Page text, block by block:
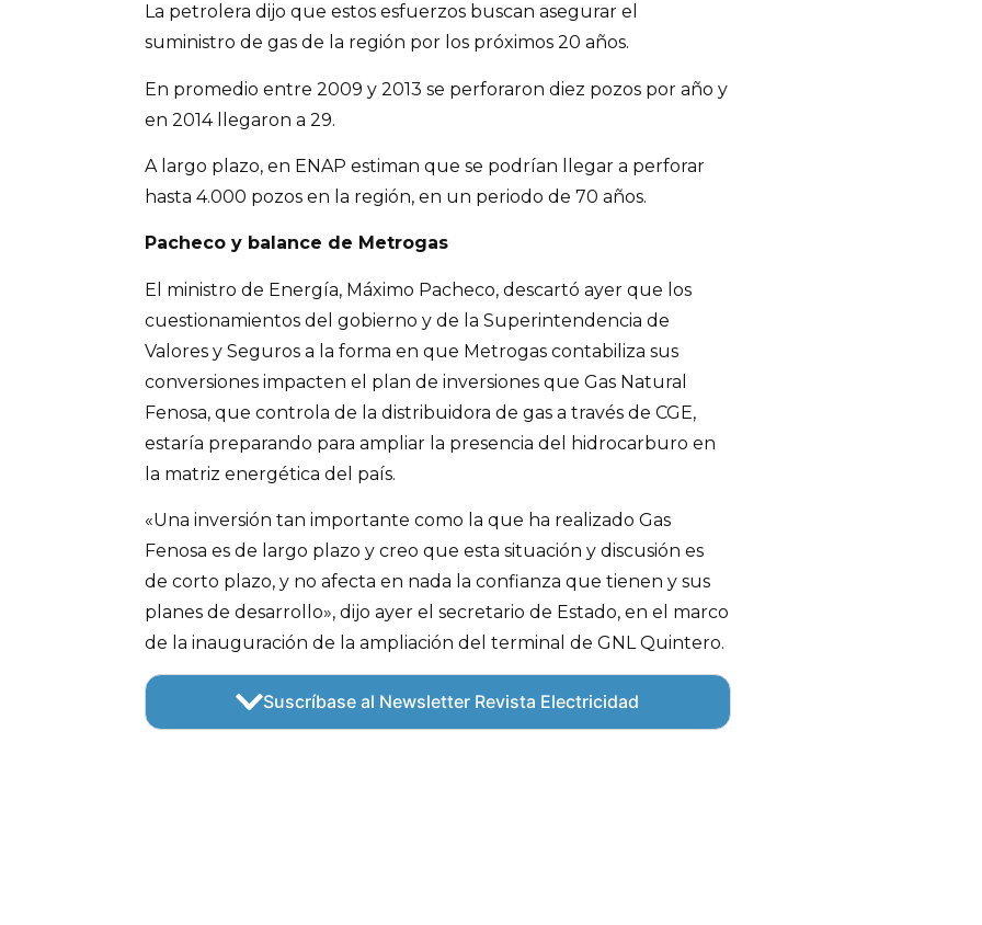
La petrolera dijo que estos esfuerzos buscan asegurar el
suministro de gas de la región por los próximos 20 años.
En promedio entre 2009 y 2013 se perforaron diez pozos por año y
en 2014 llegaron a 29.
A largo plazo, en ENAP estiman que se podrían llegar a perforar
hasta 4.000 pozos en la región, en un periodo de 70 años.
Pacheco y balance de Metrogas
El ministro de Energía, Máximo Pacheco, descartó ayer que los
cuestionamientos del gobierno y de la Superintendencia de
Valores y Seguros a la forma en que Metrogas contabiliza sus
conversiones impacten el plan de inversiones que Gas Natural
Fenosa, que controla de la distribuidora de gas a través de CGE,
estaría preparando para ampliar la presencia del hidrocarburo en
la matriz energética del país.
«Una inversión tan importante como la que ha realizado Gas
Fenosa es de largo plazo y creo que esta situación y discusión es
de corto plazo, y no afecta en nada la confianza que tienen y sus
planes de desarrollo», dijo ayer el secretario de Estado, en el marco
de la inauguración de la ampliación del terminal de GNL Quintero.
Suscríbase al Newsletter Revista Electricidad